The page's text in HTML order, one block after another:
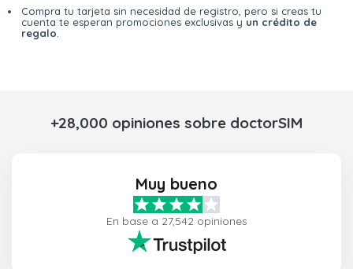
Compra tu tarjeta sin necesidad de registro, pero si creas tu
cuenta te esperan promociones exclusivas y un crédito de
regalo
+28,000 opiniones sobre doctorSIM
Muy bueno
En base a 27,542 opiniones